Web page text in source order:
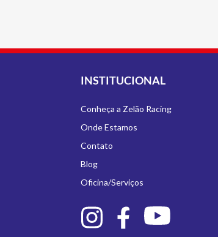
INSTITUCIONAL
Conheça a Zelão Racing
Onde Estamos
Contato
Blog
Oficina/Serviços